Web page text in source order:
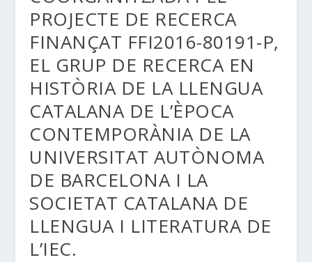
PROJECTE DE RECERCA
FINANÇAT FFI2016-80191-P,
EL GRUP DE RECERCA EN
HISTÒRIA DE LA LLENGUA
CATALANA DE L’ÈPOCA
CONTEMPORÀNIA DE LA
UNIVERSITAT AUTÒNOMA
DE BARCELONA I LA
SOCIETAT CATALANA DE
LLENGUA I LITERATURA DE
L’IEC.